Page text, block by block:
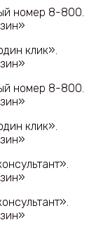
номер 8-800.
клик».
номер 8-800.
клик».